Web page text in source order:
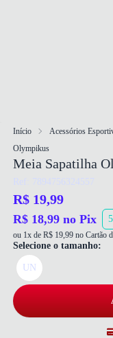
Início Acessórios
Olympikus
Meia Sapatilha
Ref: 7894756324557
R$ 19,99
R$ 18,99 no Pix
ou 1x de R$ 19,99 no Cartão
Selecione o tamanho:
UN